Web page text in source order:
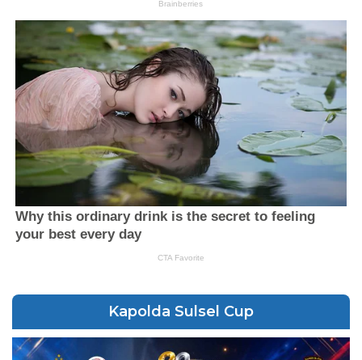
Kapolda Sulsel Cup